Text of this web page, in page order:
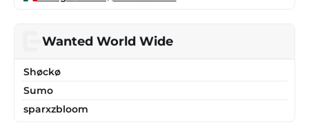
Wanted World Wide
Shøckø
Sumo
sparxzbloom